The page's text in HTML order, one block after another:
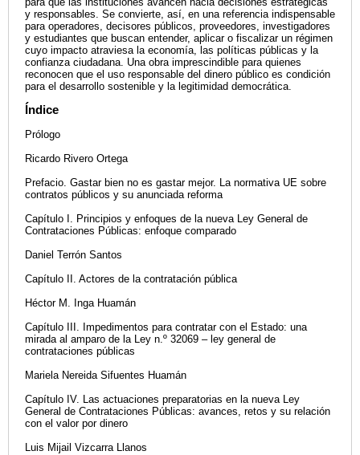
y responsables. Se convierte, así, en una referencia indispensable
para operadores, decisores públicos, proveedores, investigadores
y estudiantes que buscan entender, aplicar o fiscalizar un régimen
cuyo impacto atraviesa la economía, las políticas públicas y la
confianza ciudadana. Una obra imprescindible para quienes
reconocen que el uso responsable del dinero público es condición
para el desarrollo sostenible y la legitimidad democrática.
Índice
Prólogo
Ricardo Rivero Ortega
Prefacio. Gastar bien no es gastar mejor. La normativa UE sobre
contratos públicos y su anunciada reforma
Capítulo I. Principios y enfoques de la nueva Ley General de
Contrataciones Públicas: enfoque comparado
Daniel Terrón Santos
Capítulo II. Actores de la contratación pública
Héctor M. Inga Huamán
Capítulo III. Impedimentos para contratar con el Estado: una
mirada al amparo de la Ley n.º 32069 – ley general de
contrataciones públicas
Mariela Nereida Sifuentes Huamán
Capítulo IV. Las actuaciones preparatorias en la nueva Ley
General de Contrataciones Públicas: avances, retos y su relación
con el valor por dinero
Luis Mijail Vizcarra Llanos